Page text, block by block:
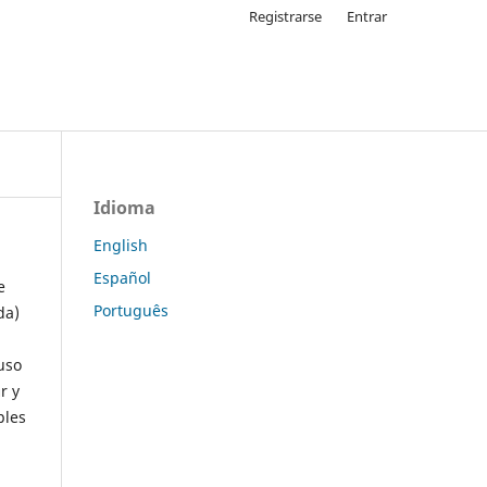
Registrarse Entrar
y
Idioma
English
Español
Português